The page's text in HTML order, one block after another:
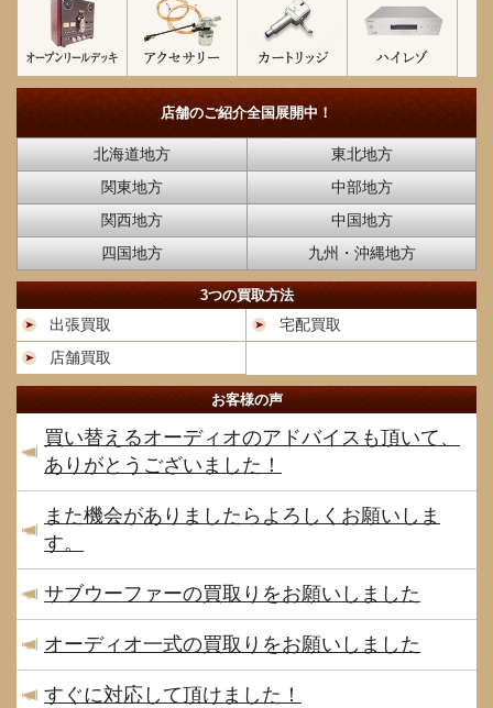
店舗のご紹介全国展開中！
北海道地方
東北地方
関東地方
中部地方
関西地方
中国地方
四国地方
九州・沖縄地方
3つの買取方法
出張買取
宅配買取
店舗買取
お客様の声
買い替えるオーディオのアドバイスも頂いて、
ありがとうございました！
また機会がありましたらよろしくお願いしま
す。
サブウーファーの買取りをお願いしました
オーディオ一式の買取りをお願いしました
すぐに対応して頂けました！